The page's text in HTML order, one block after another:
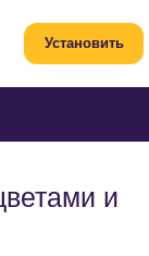
и
Установить